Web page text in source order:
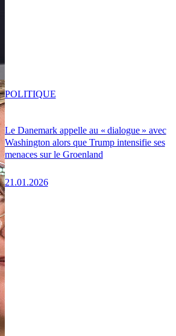
Le Danemark appelle au « dialogue » avec
Washington alors que Trump intensifie ses
menaces sur le Groenland
21.01.2026
POLITIQUE